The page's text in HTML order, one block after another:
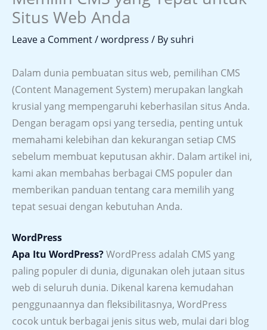
Situs Web Anda
Leave a Comment/wordpress / Bysuhri
Dalam dunia pembuatan situs web, pemilihan CMS
(Content Management System) merupakan langkah
krusial yang mempengaruhi keberhasilan situs Anda.
Dengan beragam opsi yang tersedia, penting untuk
memahami kelebihan dan kekurangan setiap CMS
sebelum membuat keputusan akhir. Dalam artikel ini,
kami akan membahas berbagai CMS populer dan
memberikan panduan tentang cara memilih yang
tepat sesuai dengan kebutuhan Anda.
WordPress
Apa Itu WordPress?WordPress adalah CMS yang
paling populer di dunia, digunakan oleh jutaan situs
web di seluruh dunia. Dikenal karena kemudahan
penggunaannya dan fleksibilitasnya, WordPress
cocok untuk berbagai jenis situs web, mulai dari blog